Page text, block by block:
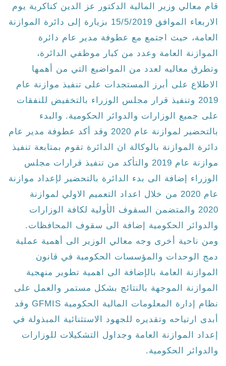
قام معالي وزير المالية الدكتور عز الدين كناكرية يوم
الاربعاء الموافق 15/5/2019 بزيارة إلى دائرة الموازنة
العامة، حيث اجتمع مع عطوفة مدير عام دائرة
الموازنة العامة وعدد من كبار موظفي الدائرة،
وتطرق معاليه لعدد من المواضيع التي من أهمها
الاطلاع على أبرز المستجدات على تنفيذ موازنة عام
2019 وتنفيذ قرار مجلس الوزراء بالتخفيض للنفقات
على جميع الوزارات والدوائر الحكومية. والبدء
بالتحضير لموازنة عام 2020 وقد أكد عطوفة مدير عام
دائرة الموازنة بالوكالة ان الدائرة تقوم بمتابعة تنفيذ
موازنة عام 2019 والتأكد من تنفيذ قرارات مجلس
الوزراء إضافة الى بدء الدائرة بالتحضير لإعداد موازنة
عام 2020 من خلال اعداد التعميم الاولي لموازنة
2020 والمتضمن السقوف الأولية لكافة الوزارات
والدوائر الحكومية إضافة الى سقوف المحافظات.
ومن ناحية أخرى وجه معالي الوزير الى أهمية عملية
دمج الوحدات والمؤسسات الحكومية في قانون
الموازنة العامة بالإضافة الى اهمية تطوير منهجية
الموازنة الموجهة بالنتائج بشكل مستمر والعمل على
نظام إدارة المعلومات المالية الحكومية GFMIS وقد
أبدى ارتياحه وتقديره للجهود الاستثنائية المبذولة في
إعداد الموازنة العامة وجداول التشكيلات للوزارات
والدوائر الحكومية.